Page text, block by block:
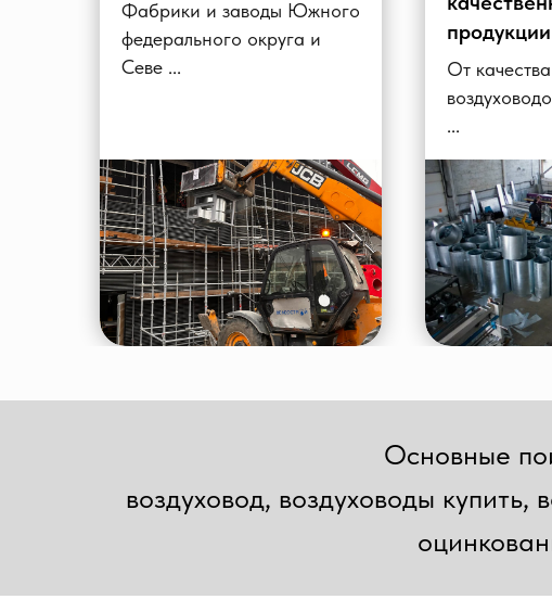
Фабрики и заводы Южного
федерального округа и
Севе ...
продукции
От
...
Основные
воздуховод, воздуховоды купить,